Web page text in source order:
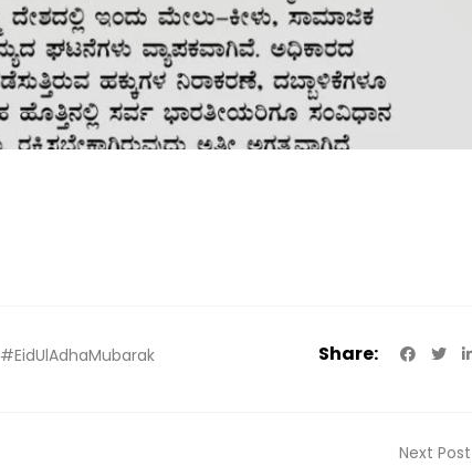
#EidUlAdhaMubarak Share:
Next Post